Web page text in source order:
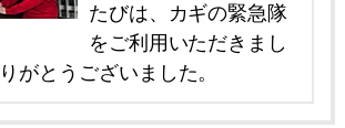
たびは、カギの緊急隊
をご利用いただきまし
がとうございました。